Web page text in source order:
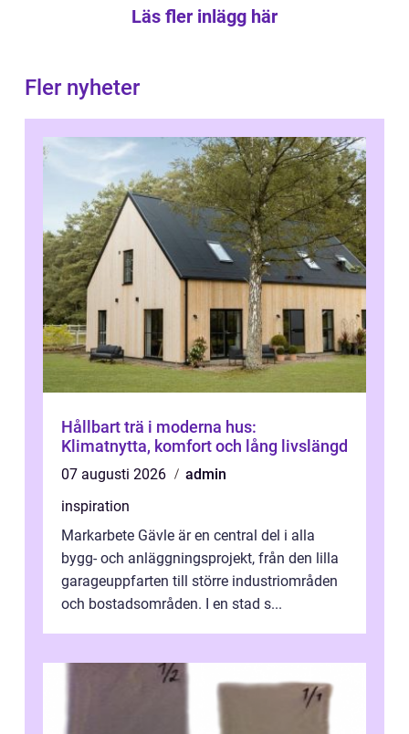
Läs fler inlägg här
Fler nyheter
Hållbart trä i moderna hus:
Klimatnytta, komfort och lång livslängd
07 augusti 2026
admin
inspiration
Markarbete Gävle är en central del i alla
bygg- och anläggningsprojekt, från den lilla
garageuppfarten till större industriområden
och bostadsområden. I en stad s...